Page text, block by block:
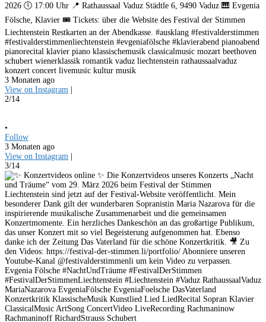
2026 🕔 17:00 Uhr 📍 Rathaussaal Vaduz Städtle 6, 9490 Vaduz 🎹 Evgenia
Fölsche, Klavier 🎟️ Tickets: über die Website des Festival der Stimmen
Liechtenstein Restkarten an der Abendkasse. #ausklang #festivalderstimmen
#festivalderstimmenliechtenstein #evgeniafölsche #klavierabend pianoabend
pianorecital klavier piano klassischemusik classicalmusic mozart beethoven
schubert wienerklassik romantik vaduz liechtenstein rathaussaalvaduz
konzert concert livemusic kultur musik
3 Monaten ago
View on Instagram |
2/14
•
Follow
3 Monaten ago
View on Instagram |
3/14